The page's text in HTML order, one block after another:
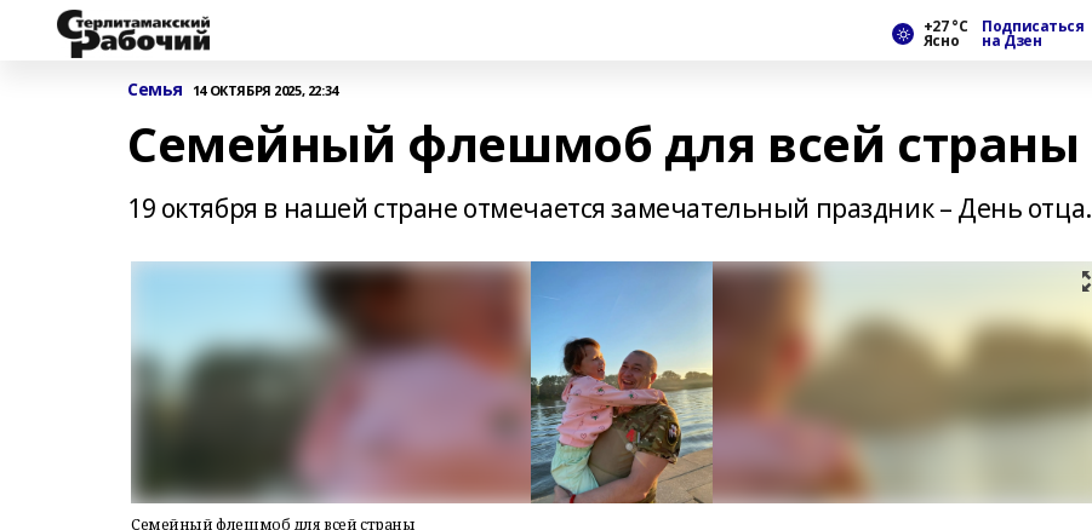
+27 °С
Ясно
Подписаться
на Дзен
Семья 14 ОКТЯБРЯ 2025, 22:34
Семейный флешмоб для всей страны
19 октября в нашей стране отмечается замечательный праздник – День отца.
Семейный флешмоб для всей страны